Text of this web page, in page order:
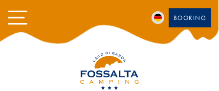
BOOKING